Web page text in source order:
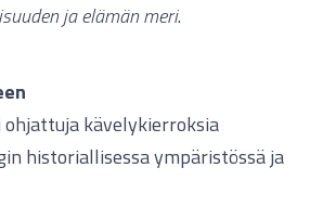
ja elämän meri.
kävelykierroksia
historiallisessa ympäristössä ja